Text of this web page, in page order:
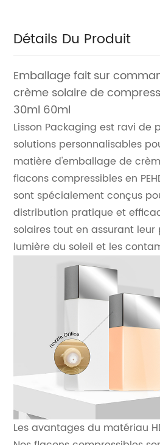
Détails Du Produit
Emballage fait sur
crème solaire de
30ml 60ml
Lisson Packaging est ravi de
solutions personnalisables
matière d'emballage de
flacons compressibles en
sont spécialement conçus
distribution pratique et
solaires tout en assurant
lumière du soleil et les
Les avantages du matériau